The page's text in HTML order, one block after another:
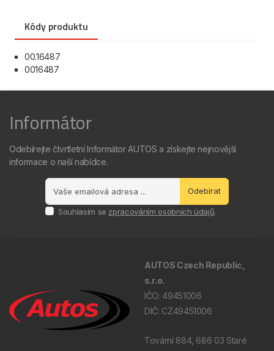
Kódy produktu
00.16487
0016487
Informátor
Odebírejte čtvrtletní Informátor AUTOS a získejte nejnovější
informace o naší nabídce.
Odebírat
Souhlasím se zpracováním osobních údajů.
AUTOS Czech Republic,
s.r.o.
IČO: 49451006
DIČ: CZ49451006
Tovární 884, 686 03 Staré